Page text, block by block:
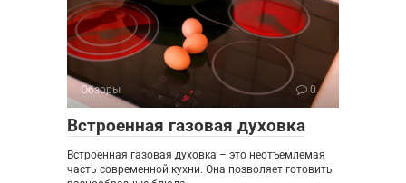
Обзоры 0
Встроенная газовая духовка
Встроенная газовая духовка – это неотъемлемая
часть современной кухни. Она позволяет готовить